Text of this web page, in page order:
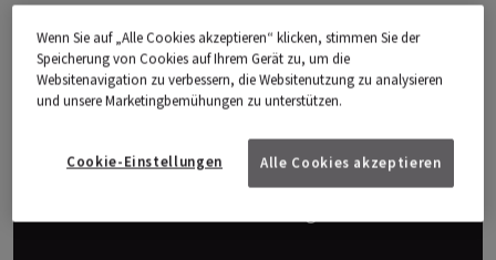
Cookies nicht gefunden
Sie haben die Cookies für Marketingzwecke nicht
aktiviert, daher wird dieser Inhalt blockiert.
Wenn Sie auf „Alle Cookies akzeptieren“ klicken, stimmen Sie der
Speicherung von Cookies auf Ihrem Gerät zu, um die
Websitenavigation zu verbessern, die Websitenutzung zu analysieren
und unsere Marketingbemühungen zu unterstützen.
Alle Cookies akzeptieren
Cookie-Einstellungen